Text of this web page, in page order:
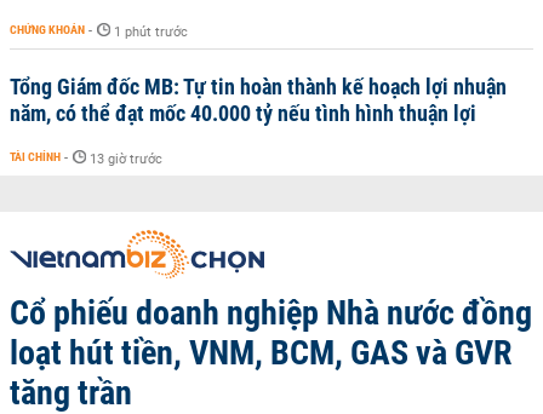
CHỨNG KHOÁN - 1 phút trước
Tổng Giám đốc MB: Tự tin hoàn thành kế hoạch lợi nhuận
năm, có thể đạt mốc 40.000 tỷ nếu tình hình thuận lợi
TÀI CHÍNH - 13 giờ trước
Cổ phiếu doanh nghiệp Nhà nước đồng
loạt hút tiền, VNM, BCM, GAS và GVR
tăng trần